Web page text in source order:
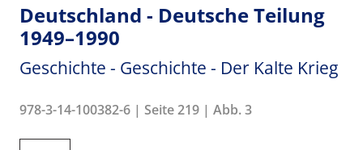
Deutschland - Deutsche Teilung
1949–1990
Geschichte - Geschichte - Der Kalte Krieg
978-3-14-100382-6 | Seite 219 | Abb. 3